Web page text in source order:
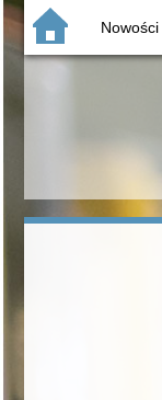
Nowości